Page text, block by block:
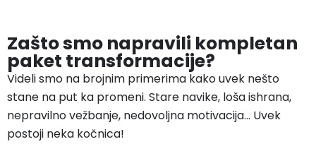
Zašto smo napravili kompletan
paket transformacije?
Videli smo na brojnim primerima kako uvek nešto
stane na put ka promeni. Stare navike, loša ishrana,
nepravilno vežbanje, nedovoljna motivacija… Uvek
postoji neka kočnica!